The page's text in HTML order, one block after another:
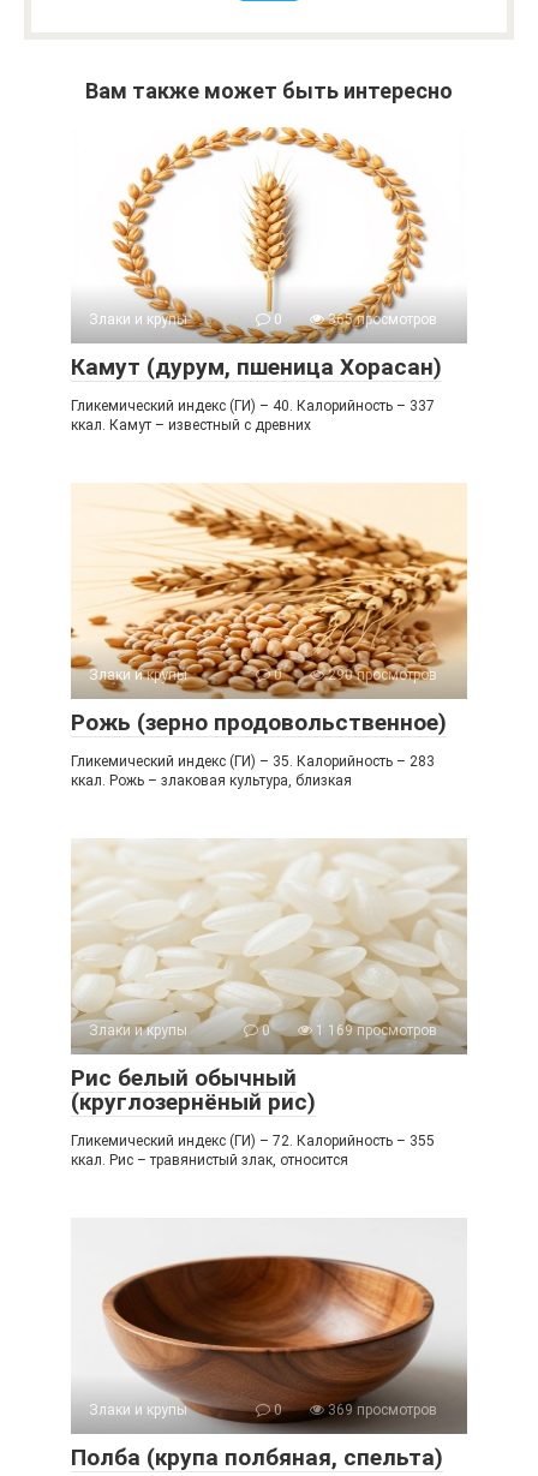
Вам также может быть интересно
Злаки и крупы 0 365 просмотров
Камут (дурум, пшеница Хорасан)
Гликемический индекс (ГИ) – 40. Калорийность – 337
ккал. Камут – известный с древних
Злаки и крупы 0 290 просмотров
Рожь (зерно продовольственное)
Гликемический индекс (ГИ) – 35. Калорийность – 283
ккал. Рожь – злаковая культура, близкая
Злаки и крупы 0 1 169 просмотров
Рис белый обычный
(круглозернёный рис)
Гликемический индекс (ГИ) – 72. Калорийность – 355
ккал. Рис – травянистый злак, относится
Злаки и крупы 0 369 просмотров
Полба (крупа полбяная, спельта)